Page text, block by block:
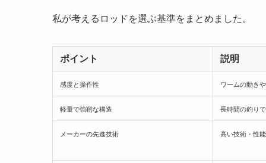
私が考えるロッドを選ぶ基準をまとめました。
ポイント 説明
感度と操作性 ワームの動き
軽量で強靭な構造 長時間の釣り
メーカーの先進技術 高い技術・性能